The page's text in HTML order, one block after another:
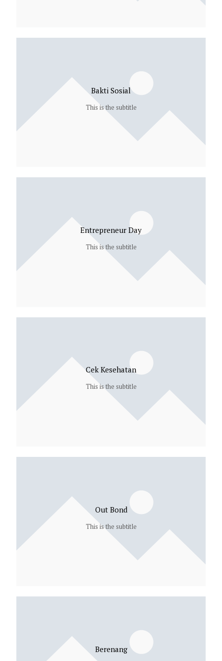
Bakti Sosial
This is the subtitle
Entrepreneur Day
This is the subtitle
Cek Kesehatan
This is the subtitle
Out Bond
This is the subtitle
Berenang